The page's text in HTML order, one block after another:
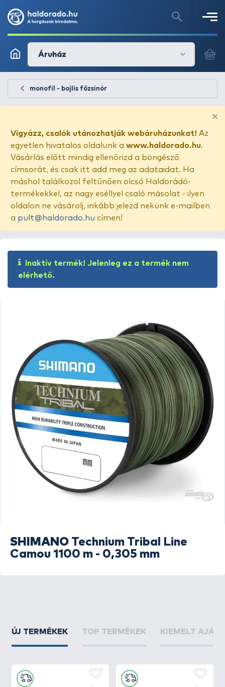
Áruház
monofil - bojlis főzsinór
×
Vigyázz, csalók utánozhatják webáruházunkat! Az
egyetlen hivatalos oldalunk a www.haldorado.hu.
Vásárlás előtt mindig ellenőrizd a böngésző
címsorát, és csak itt add meg az adataidat. Ha
máshol találkozol feltűnően olcsó Haldorádó-
termékekkel, az nagy eséllyel csaló másolat - ilyen
oldalon ne vásárolj, inkább jelezd nekünk e-mailben
a pult@haldorado.hu címen!
Inaktív termék! Jelenleg ez a termék nem
elérhető.
SHIMANO Technium Tribal Line
Camou 1100 m - 0,305 mm
ÚJ TERMÉKEK TOP TERMÉKEK KIEMELT